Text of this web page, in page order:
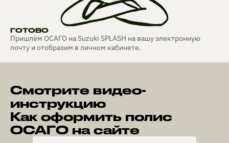
ГОТОВО
Пришлём ОСАГО на Suzuki SPLASH на вашу электронную
почту и отобразим в личном кабинете.
Смотрите видео-
инструкцию
Как оформить полис
ОСАГО на сайте